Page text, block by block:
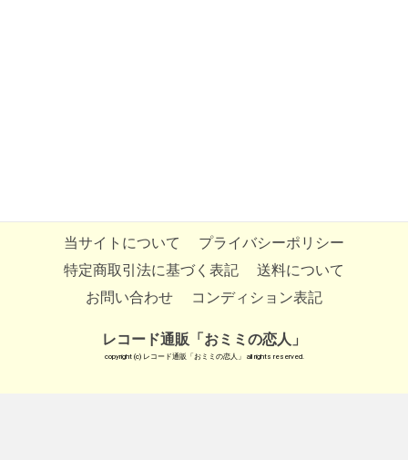
当サイトについて
プライバシーポリシー
特定商取引法に基づく表記
送料について
お問い合わせ
コンディション表記
レコード通販「おミミの恋人」
copyright (c) レコード通販「おミミの恋人」 all rights reserved.